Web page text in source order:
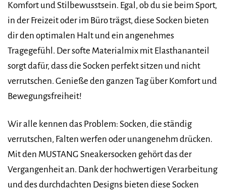
Komfort und Stilbewusstsein. Egal, ob du sie beim Sport,
in der Freizeit oder im Büro trägst, diese Socken bieten
dir den optimalen Halt und ein angenehmes
Tragegefühl. Der softe Materialmix mit Elasthananteil
sorgt dafür, dass die Socken perfekt sitzen und nicht
verrutschen. Genieße den ganzen Tag über Komfort und
Bewegungsfreiheit!
Wir alle kennen das Problem: Socken, die ständig
verrutschen, Falten werfen oder unangenehm drücken.
Mit den MUSTANG Sneakersocken gehört das der
Vergangenheit an. Dank der hochwertigen Verarbeitung
und des durchdachten Designs bieten diese Socken